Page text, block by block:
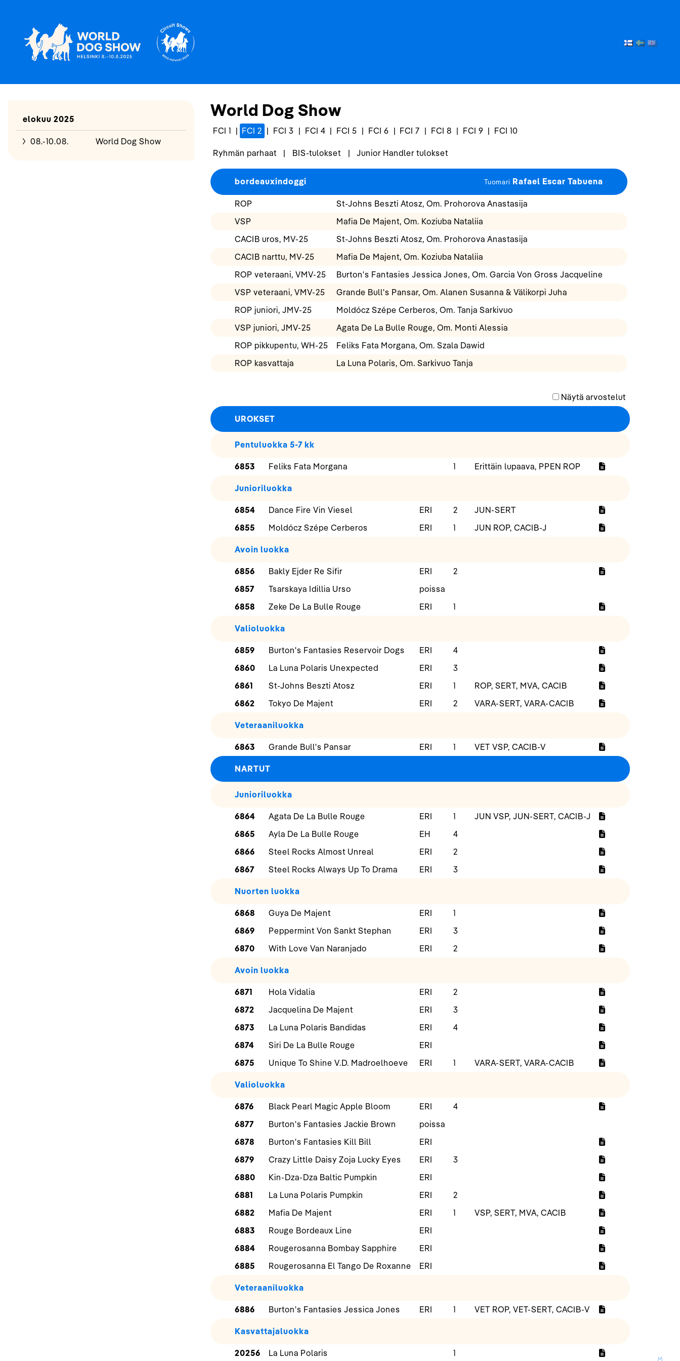
elokuu 2025
08.-10.08. World Dog Show
World Dog Show
FCI 1 | FCI 2 | FCI 3 | FCI 4 | FCI 5 | FCI 6 | FCI 7 | FCI 8 | FCI 9 | FCI 10
Ryhmän parhaat | BIS-tulokset | Junior Handler tulokset
bordeauxindoggi Tuomari Rafael Escar Tabuena
ROP
St-Johns Beszti Atosz, Om. Prohorova Anastasija
VSP
Mafia De Majent, Om. Koziuba Nataliia
CACIB uros, MV-25
St-Johns Beszti Atosz, Om. Prohorova Anastasija
CACIB narttu, MV-25
Mafia De Majent, Om. Koziuba Nataliia
ROP veteraani, VMV-25
Burton's Fantasies Jessica Jones, Om. Garcia Von Gross Jacqueline
VSP veteraani, VMV-25
Grande Bull's Pansar, Om. Alanen Susanna & Välikorpi Juha
ROP juniori, JMV-25
Moldócz Szépe Cerberos, Om. Tanja Sarkivuo
VSP juniori, JMV-25
Agata De La Bulle Rouge, Om. Monti Alessia
ROP pikkupentu, WH-25
Feliks Fata Morgana, Om. Szala Dawid
ROP kasvattaja
La Luna Polaris, Om. Sarkivuo Tanja
Näytä arvostelut
UROKSET
Pentuluokka 5-7 kk
6853 Feliks Fata Morgana 1 Erittäin lupaava, PPEN ROP
Junioriluokka
6854 Dance Fire Vin Viesel ERI 2
JUN-SERT
6855
Moldócz Szépe Cerberos ERI 1 JUN ROP, CACIB-J
Avoin luokka
6856 Bakly Ejder Re Sifir ERI
2
6857
Tsarskaya Idillia Urso
poissa
6858
Zeke De La Bulle Rouge ERI 1
Valioluokka
6859 Burton's Fantasies Reservoir Dogs ERI
4
6860
La Luna Polaris Unexpected ERI
3
6861
St-Johns Beszti Atosz ERI 1
ROP, SERT, MVA, CACIB
6862
Tokyo De Majent ERI 2 VARA-SERT, VARA-CACIB
Veteraaniluokka
6863 Grande Bull's Pansar ERI 1 VET VSP, CACIB-V
NARTUT
Junioriluokka
6864 Agata De La Bulle Rouge ERI 1
JUN VSP, JUN-SERT, CACIB-J
6865
Ayla De La Bulle Rouge EH
4
6866
Steel Rocks Almost Unreal ERI
2
6867
Steel Rocks Always Up To Drama ERI 3
Nuorten luokka
6868 Guya De Majent ERI
1
6869
Peppermint Von Sankt Stephan ERI
3
6870
With Love Van Naranjado ERI 2
Avoin luokka
6871 Hola Vidalia ERI
2
6872
Jacquelina De Majent ERI
3
6873
La Luna Polaris Bandidas ERI
4
6874
Siri De La Bulle Rouge
ERI
6875
Unique To Shine V.D. Madroelhoeve ERI 1 VARA-SERT, VARA-CACIB
Valioluokka
6876 Black Pearl Magic Apple Bloom ERI
4
6877
Burton's Fantasies Jackie Brown
poissa
6878
Burton's Fantasies Kill Bill
ERI
6879
Crazy Little Daisy Zoja Lucky Eyes ERI
3
6880
Kin-Dza-Dza Baltic Pumpkin
ERI
6881
La Luna Polaris Pumpkin ERI
2
6882
Mafia De Majent ERI 1
VSP, SERT, MVA, CACIB
6883
Rouge Bordeaux Line
ERI
6884
Rougerosanna Bombay Sapphire
ERI
6885
Rougerosanna El Tango De Roxanne ERI
Veteraaniluokka
6886 Burton's Fantasies Jessica Jones ERI 1 VET ROP, VET-SERT, CACIB-V
Kasvattajaluokka
20256 La Luna Polaris 1